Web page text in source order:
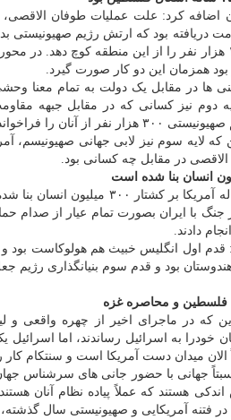
بود که ارتش رژیم صهیونیستی
می خواهد با کشتار سنگین ۱۰۰ هزار نفر را از این
بود همزمان این دو کار صورت گیرد.
ها در مقابل یک دولت به تمام معنا
دوم نیز کسانی که در مقابل جبهه
آنان را فراخواند.
که لایه سوم نیز لابی جهانی صهیونیسم،
در مقابل چه کسانی بود.
وی با اعلان اینکه تاریخ ۳۰۰
جنگ با ایران بصورت تمام عیار از صدام
دادند.
قدم اول انگلیس خبیث هم هولوکاست بود
بود و قدم سوم بنیانگذاری رژیم
فلسطین و محاصره غزه
که در ماجرای اخیر از چهره واقعی و
خودرا به اسرائیل رساندند، اما
الان میدان دست آمریکا است و سنتکام
جهانی با حضور جانی های سرشناس
هستند که عملاً پیاده نظام آنان
در فتنه آمریکایی و صهیونیستی سال